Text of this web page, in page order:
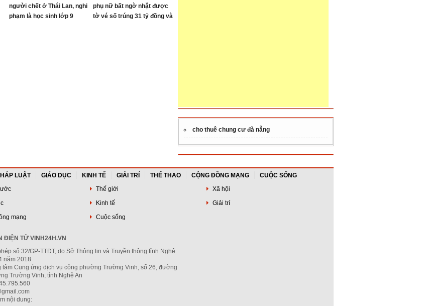
người chết ở Thái Lan, nghi
phạm là học sinh lớp 9
phụ nữ bất ngờ nhặt được
tờ vé số trúng 31 tỷ đồng và
cho thuê chung cư đà nẵng
LUẬT GIÁO DỤC KINH TẾ GIẢI TRÍ THỂ THAO CỘNG ĐỒNG MẠNG
CUỘC SỐNG
Thế giới
Xã hội
Kinh tế
Giải trí
mạng Cuộc sống
ĐIỆN TỬ VINH24H.VN
số 32/GP-TTĐT, do Sở Thông tin và Truyền thông tỉnh Nghệ
năm 2018
tâm Cung ứng dịch vụ công phường Trường Vinh, số 26, đường
Trường Vinh, tỉnh Nghệ An
nội dung: